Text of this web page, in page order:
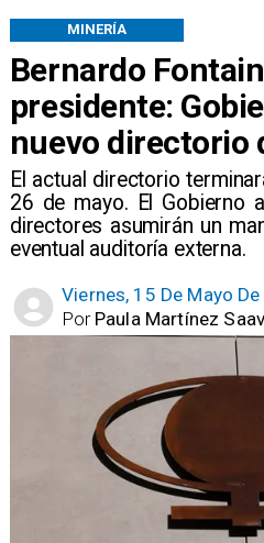
Bernardo
presidente:
nuevo directorio
El actual directorio
26 de mayo. El Gobierno
directores asumirán un
eventual auditoría externa.
MINERÍA
Viernes, 15 De Mayo
Paula Martínez
Por